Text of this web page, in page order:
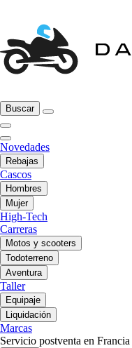
Buscar
Novedades
Rebajas
Cascos
Hombres
Mujer
High-Tech
Carreras
Motos y scooters
Todoterreno
Aventura
Taller
Equipaje
Liquidación
Marcas
Servicio postventa en Francia